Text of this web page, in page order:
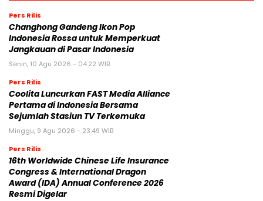
Pers Rilis
Changhong Gandeng Ikon Pop
Indonesia Rossa untuk Memperkuat
Jangkauan di Pasar Indonesia
Senin, 10 Agu 2026 - 04:22 WIB
Pers Rilis
Coolita Luncurkan FAST Media Alliance
Pertama di Indonesia Bersama
Sejumlah Stasiun TV Terkemuka
Minggu, 9 Agu 2026 - 23:49 WIB
Pers Rilis
16th Worldwide Chinese Life Insurance
Congress & International Dragon
Award (IDA) Annual Conference 2026
Resmi Digelar